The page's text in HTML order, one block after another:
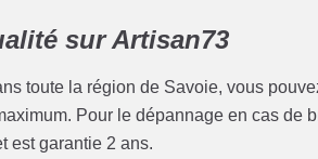
sur Artisan73
toute la région de Savoie, vous
Pour le dépannage en cas de
est garantie 2 ans.